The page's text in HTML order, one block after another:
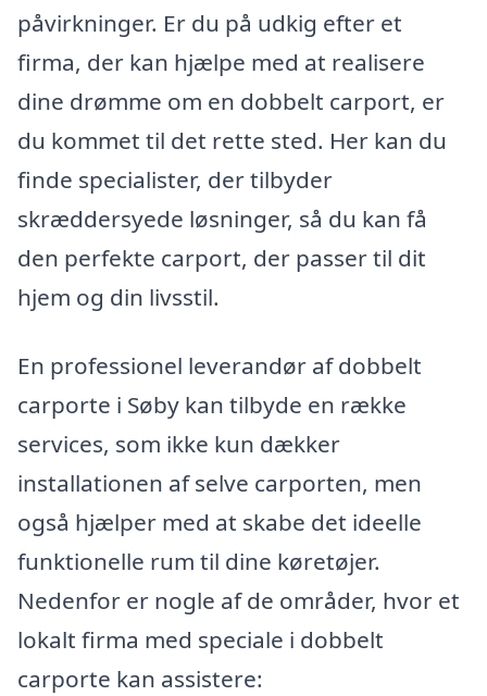
påvirkninger. Er du på udkig efter et
firma, der kan hjælpe med at realisere
dine drømme om en dobbelt carport, er
du kommet til det rette sted. Her kan du
finde specialister, der tilbyder
skræddersyede løsninger, så du kan få
den perfekte carport, der passer til dit
hjem og din livsstil.
En professionel leverandør af dobbelt
carporte i Søby kan tilbyde en række
services, som ikke kun dækker
installationen af selve carporten, men
også hjælper med at skabe det ideelle
funktionelle rum til dine køretøjer.
Nedenfor er nogle af de områder, hvor et
lokalt firma med speciale i dobbelt
carporte kan assistere: